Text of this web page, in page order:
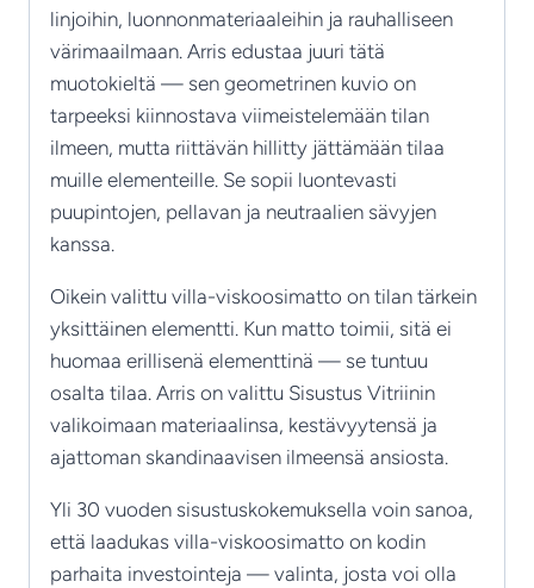
linjoihin, luonnonmateriaaleihin ja rauhalliseen
värimaailmaan. Arris edustaa juuri tätä
muotokieltä — sen geometrinen kuvio on
tarpeeksi kiinnostava viimeistelemään tilan
ilmeen, mutta riittävän hillitty jättämään tilaa
muille elementeille. Se sopii luontevasti
puupintojen, pellavan ja neutraalien sävyjen
kanssa.
Oikein valittu villa-viskoosimatto on tilan tärkein
yksittäinen elementti. Kun matto toimii, sitä ei
huomaa erillisenä elementtinä — se tuntuu
osalta tilaa. Arris on valittu Sisustus Vitriinin
valikoimaan materiaalinsa, kestävyytensä ja
ajattoman skandinaavisen ilmeensä ansiosta.
Yli 30 vuoden sisustuskokemuksella voin sanoa,
että laadukas villa-viskoosimatto on kodin
parhaita investointeja — valinta, josta voi olla